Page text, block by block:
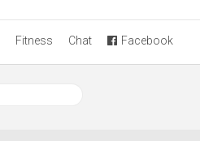
Fitness Chat Facebook